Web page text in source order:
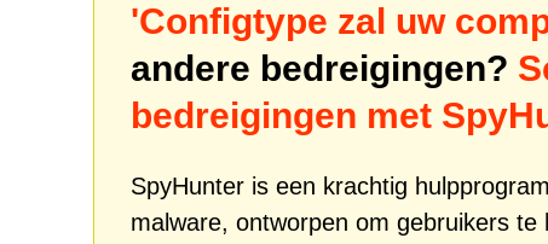
'Configtype zal uw
andere bedreigingen?
bedreigingen met
SpyHunter is een krachtig
malware, ontworpen om gebruikers